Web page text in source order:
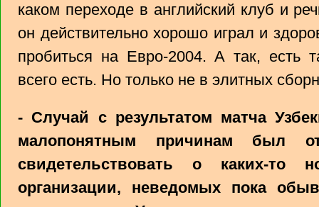
каком переходе в английский клуб и
он действительно хорошо играл и
пробиться на Евро-2004. А так, есть
всего есть. Но только не в элитных
- Случай с результатом матча
малопонятным причинам был
свидетельствовать о каких-то
организации, неведомых пока